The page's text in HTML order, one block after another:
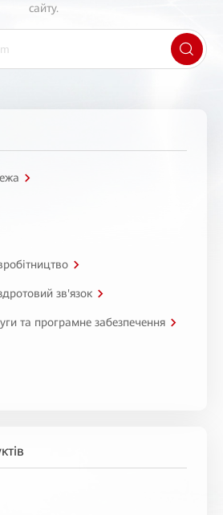
сайту.
зв'язок
та програмне забезпечення